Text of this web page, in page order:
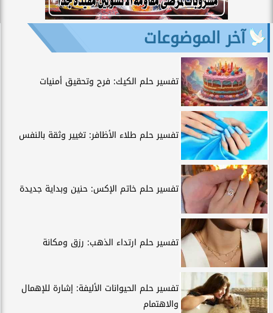
آخر الموضوعات
تفسير حلم الكيك: فرح وتحقيق أمنيات
تفسير حلم طلاء الأظافر: تغيير وثقة بالنفس
تفسير حلم خاتم الإكس: حنين وبداية جديدة
تفسير حلم ارتداء الذهب: رزق ومكانة
تفسير حلم الحيوانات الأليفة: إشارة للإهمال
والاهتمام